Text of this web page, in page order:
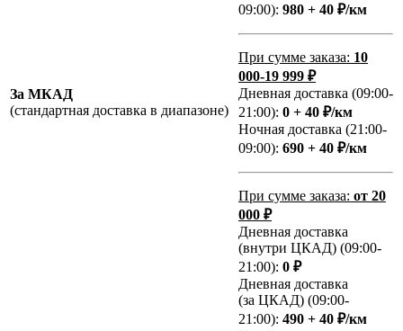
За МКАД
(стандартная доставка в диапазоне)
09:00): 980 + 40 ₽/км
При сумме заказа: 10
000-19 999 ₽
Дневная доставка (09:00-
21:00): 0 + 40 ₽/км
Ночная доставка (21:00-
09:00): 690 + 40 ₽/км
При сумме заказа: от 20
000 ₽
Дневная доставка
(внутри ЦКАД) (09:00-
21:00): 0 ₽
Дневная доставка
(за ЦКАД) (09:00-
21:00): 490 + 40 ₽/км